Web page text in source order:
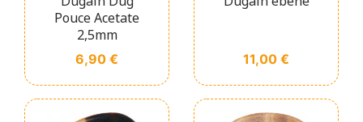
Pouce Acetate
2,5mm
Prix
6,90 € Prix
11,00 €